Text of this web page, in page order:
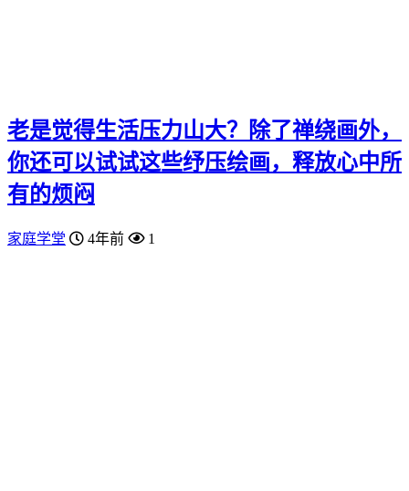
老是觉得生活压力山大？除了禅绕画外，
你还可以试试这些纾压绘画，释放心中所
有的烦闷
家庭学堂 4年前 1